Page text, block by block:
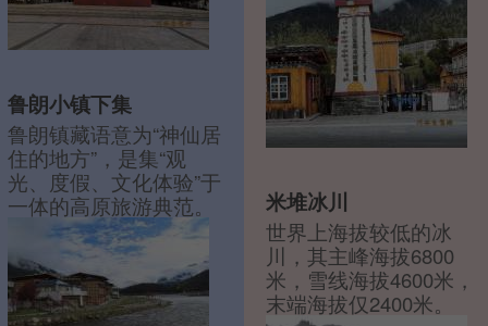
鲁朗小镇下集
鲁朗镇藏语意为“神仙居
住的地方”，是集“观
光、度假、文化体验”于
一体的高原旅游典范。
米堆冰川
世界上海拔较低的冰
川，其主峰海拔6800
米，雪线海拔4600米，
末端海拔仅2400米。